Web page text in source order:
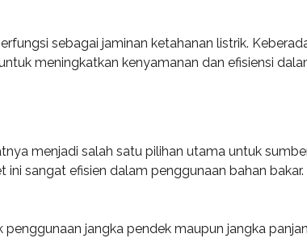
sebagai jaminan ketahanan listrik.
meningkatkan kenyamanan dan efisiensi
menjadi salah satu pilihan utama untuk
sangat efisien dalam penggunaan bahan bakar.
jangka pendek maupun jangka